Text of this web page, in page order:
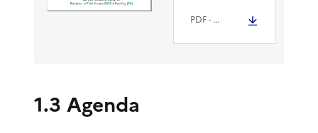
PDF- 5.9 Mio
1.3 Agenda